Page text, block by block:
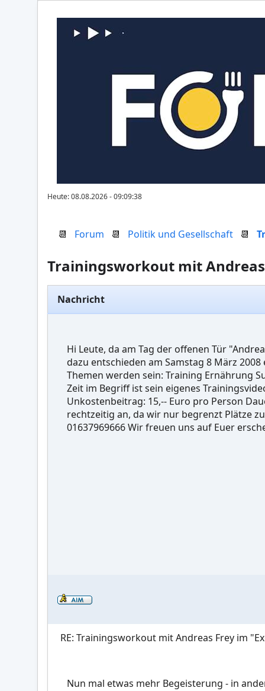
Heute: 08.08.2026 - 09:09:38
📆 Forum 📆 Politik und Gesellschaft 📆
Trainingsworkout mit
Nachricht
Hi Leute, da am Tag der offenen Tür
dazu entschieden am Samstag 8 März
Themen werden sein: Training Ernährung
Zeit im Begriff ist sein eigenes
Unkostenbeitrag: 15,-- Euro pro Person
rechtzeitig an, da wir nur begrenzt Plätze
01637969666 Wir freuen uns auf Euer
RE: Trainingsworkout mit Andreas Frey im
Nun mal etwas mehr Begeisterung - in